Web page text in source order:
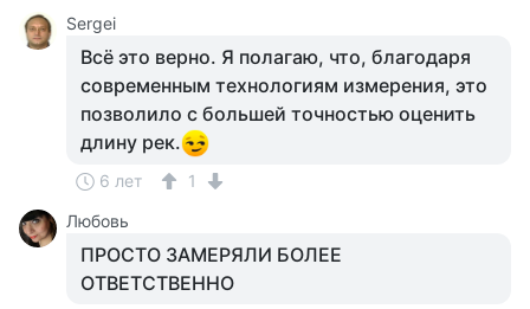
Sergei
Всё это верно. Я полагаю, что, благодаря
современным технологиям измерения, это
позволило с большей точностью оценить
длину рек.
6 лет
1
Любовь
ПРОСТО ЗАМЕРЯЛИ БОЛЕЕ
ОТВЕТСТВЕННО